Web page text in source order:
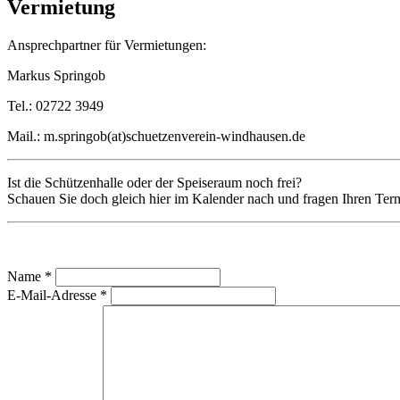
Vermietung
Ansprechpartner für Vermietungen:
Markus Springob
Tel.: 02722 3949
Mail.: m.springob(at)schuetzenverein-windhausen.de
Ist die Schützenhalle oder der Speiseraum noch frei?
Schauen Sie doch gleich hier im Kalender nach und fragen Ihren
Name *
E-Mail-Adresse *